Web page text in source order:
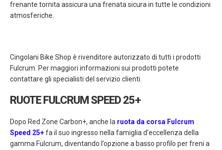
frenante tornita assicura una frenata sicura in tutte le condizioni
atmosferiche.
Cingolani Bike Shop è rivenditore autorizzato di tutti i prodotti
Fulcrum. Per maggiori informazioni sui prodotti potete
contattare gli specialisti del servizio clienti.
RUOTE FULCRUM SPEED 25+
Dopo Red Zone Carbon+, anche la ruota da corsa Fulcrum
Speed 25+fa il suo ingresso nella famiglia d’eccellenza della
gamma Fulcrum, diventando l’opzione a basso profilo per freni a